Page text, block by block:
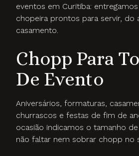
eventos em Curitiba:
chopeira prontos para servir, do
casamento.
Chopp Para
De Evento
Aniversários, formaturas,
churrascos e festas de fim de
ocasião indicamos o tamanho
não faltar nem sobrar chopp no